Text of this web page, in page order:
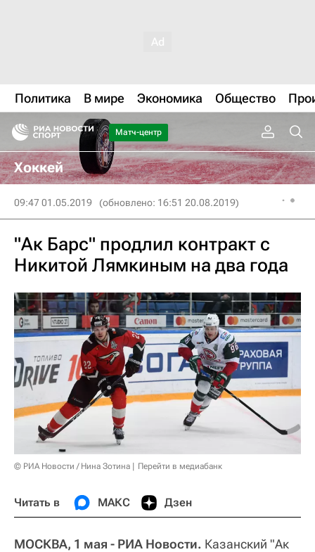
Политика В мире Экономика Общество
Матч-центр
Хоккей
09:47 01.05.2019 (обновлено: 16:51 20.08.2019)
"Ак Барс" продлил контракт с
Никитой Лямкиным на два года
© РИА Новости / Нина Зотина Перейти в медиабанк
Читать в МАКС Дзен
МОСКВА, 1 мая - РИА Новости. Казанский "Ак